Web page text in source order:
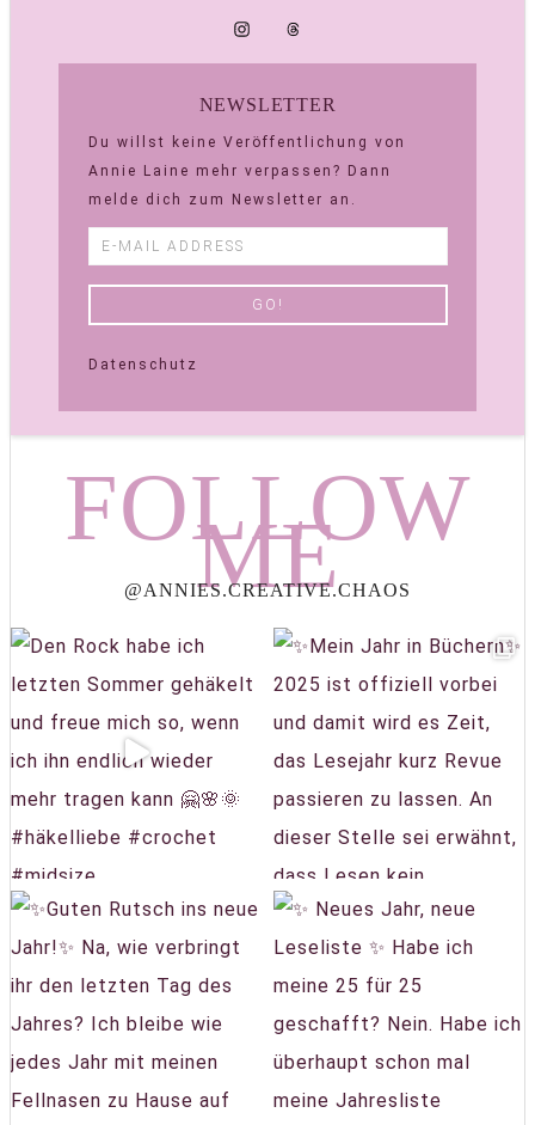
NEWSLETTER
Du willst keine Veröffentlichung von
Annie Laine mehr verpassen? Dann
melde dich zum Newsletter an.
Datenschutz
FOLLOW
ME
@ANNIES.CREATIVE.CHAOS